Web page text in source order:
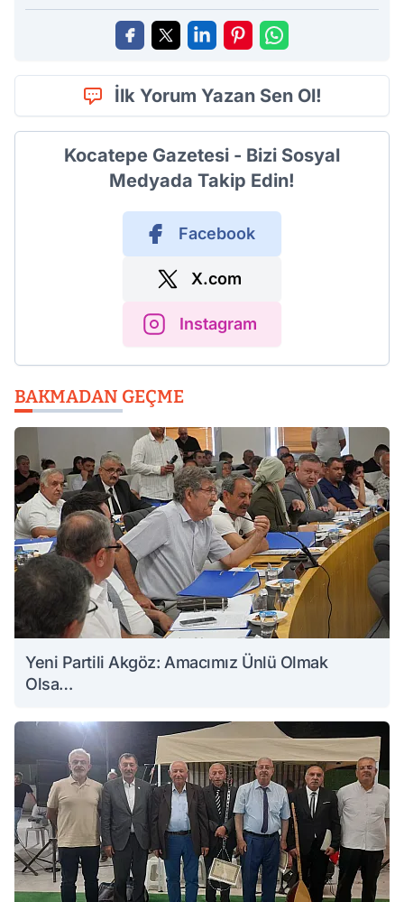
İlk Yorum Yazan Sen Ol!
Kocatepe Gazetesi - Bizi Sosyal
Medyada Takip Edin!
Facebook
X.com
Instagram
BAKMADAN GEÇME
Yeni Partili Akgöz: Amacımız Ünlü Olmak
Olsa…